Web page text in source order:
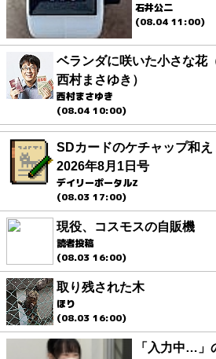
石井公二
(08.04 11:00)
ベランダに咲いた小さな花
西村まさゆき）
西村まさゆき
(08.04 10:00)
SDカードのケチャップ和
2026年8月1日号
デイリーポータルZ
(08.03 17:00)
現役、コスモスの自販機
読者投稿
(08.03 16:00)
取り残された木
ほり
(08.03 16:00)
「入力中…」